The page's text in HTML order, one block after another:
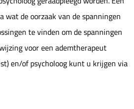
wat de oorzaak van de spanningen
te vinden om de spanningen
voor een ademtherapeut
en/of psycholoog kunt u krijgen via